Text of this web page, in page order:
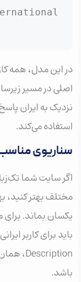
اصلی در مسیر
نزدیک به ایران
استفاده می‌کند.
سناریوی
اگر سایت شما
مختلف بهتر کنید،
یکسان بماند.
باشد.